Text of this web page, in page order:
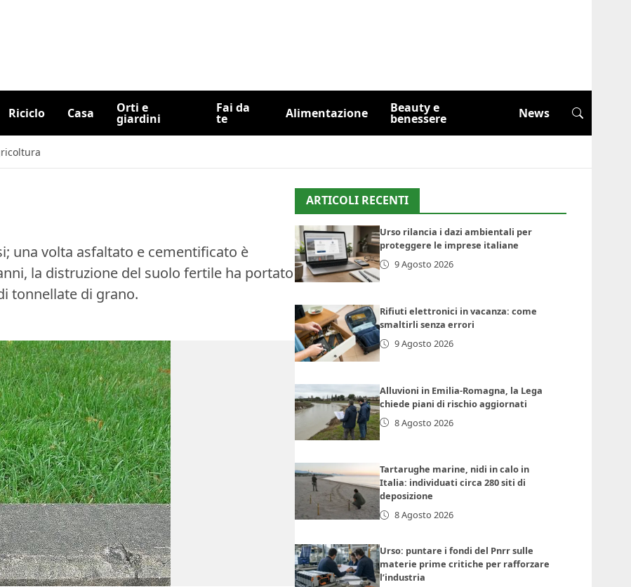
Riciclo Casa Orti e
giardini
Fai da
te Alimentazione Beauty e
benessere News
una volta asfaltato e cementificato è
la distruzione del suolo fertile ha portato
tonnellate di grano.
ARTICOLI RECENTI
Urso rilancia i dazi ambientali per
proteggere le imprese italiane
9 Agosto 2026
Rifiuti elettronici in vacanza: come
smaltirli senza errori
9 Agosto 2026
Alluvioni in Emilia-Romagna, la Lega
chiede piani di rischio aggiornati
8 Agosto 2026
Tartarughe marine, nidi in calo in
Italia: individuati circa 280 siti di
deposizione
8 Agosto 2026
Urso: puntare i fondi del Pnrr sulle
materie prime critiche per rafforzare
l’industria